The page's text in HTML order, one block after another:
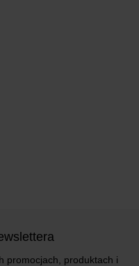
promocjach, produktach i